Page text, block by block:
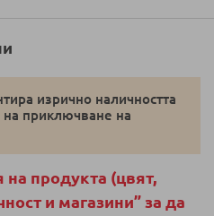
изрично наличността
на приключване на
продукта (цвят,
и магазини” за да